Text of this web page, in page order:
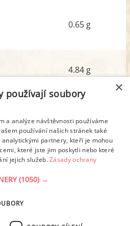
0.65 g
4.84 g
3.55 g
kyseliny
4.05 g
2.51 g
rozpis
OSOBNÍCH ÚDAJŮ
×
používají soubory
a analýze návštěvnosti používáme
používání našich stránek také
partnery, kteří je mohou
které jste jim poskytli nebo které
jejich služeb.Zásady ochrany
(1050) →